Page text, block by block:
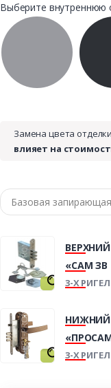
Выберите внутреннюю
Замена цвета
влияет на
«САМ ЗВ
3-Х
НИЖНИЙ
3-Х